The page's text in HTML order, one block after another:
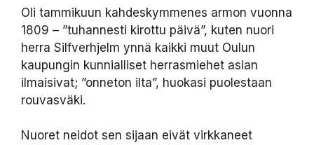
Oli tammikuun kahdeskymmenes armon vuonna
1809 – ”tuhannesti kirottu päivä”, kuten nuori
herra Silfverhjelm ynnä kaikki muut Oulun
kaupungin kunnialliset herrasmiehet asian
ilmaisivat; ”onneton ilta”, huokasi puolestaan
rouvasväki.
Nuoret neidot sen sijaan eivät virkkaneet